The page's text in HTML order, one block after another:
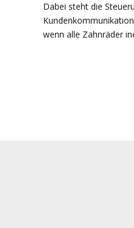
Dabei steht die
wenn alle Zahnräder